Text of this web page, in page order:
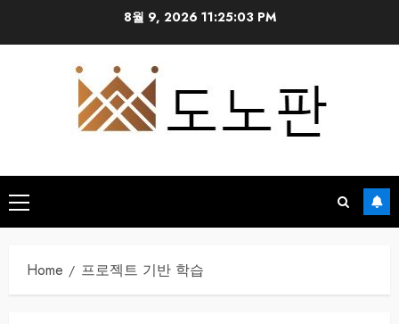
8월 9, 2026 11:25:04 PM
Primary
Menu
Home 프로젝트 기반 학습